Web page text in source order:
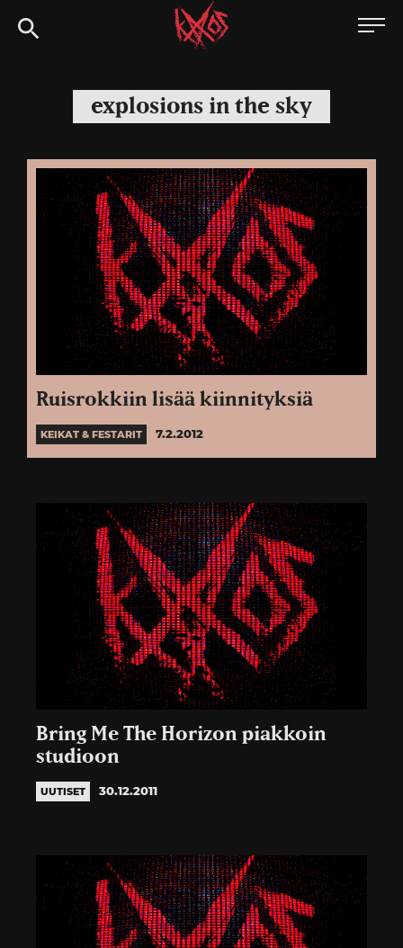
Siirry
suoraan
Kaaoszine
explosions in the sky
Ruisrokkiin lisää kiinnityksiä
KEIKAT & FESTARIT 7.2.2012
Bring Me The Horizon piakkoin
studioon
UUTISET 30.12.2011